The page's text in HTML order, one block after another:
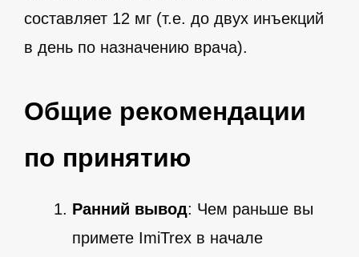
составляет 12 мг (т.е. до двух инъекций
в день по назначению врача).
Общие рекомендации
по принятию
Ранний вывод: Чем раньше вы
примете ImiTrex в начале